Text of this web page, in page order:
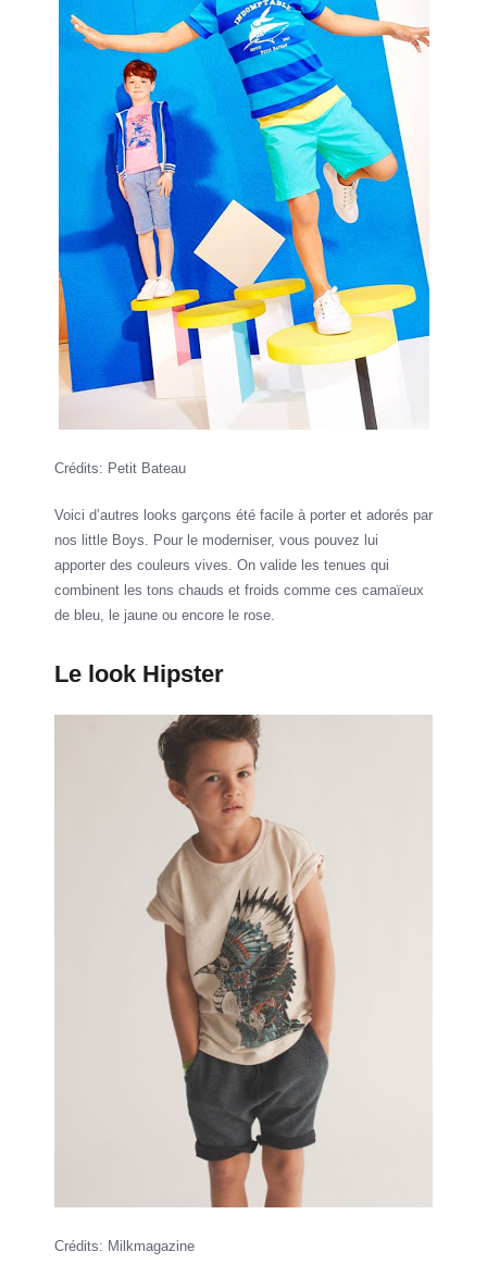
Crédits: Petit Bateau
Voici d’autres looks garçons été facile à porter et adorés par
nos little Boys. Pour le moderniser, vous pouvez lui
apporter des couleurs vives. On valide les tenues qui
combinent les tons chauds et froids comme ces camaïeux
de bleu, le jaune ou encore le rose.
Le look Hipster
Crédits: Milkmagazine